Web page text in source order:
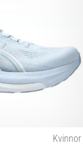
Kvinnor